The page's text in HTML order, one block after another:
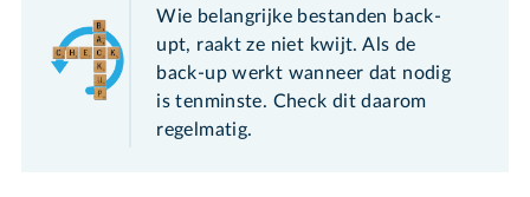
Wie belangrijke bestanden back-
upt, raakt ze niet kwijt. Als de
back-up werkt wanneer dat nodig
is tenminste. Check dit daarom
regelmatig.